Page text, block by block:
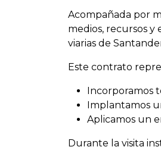
Acompañada por
medios, recursos
viarias de
Este contrato
Incorporamos
Implantamos
Aplicamos un
Durante la visita